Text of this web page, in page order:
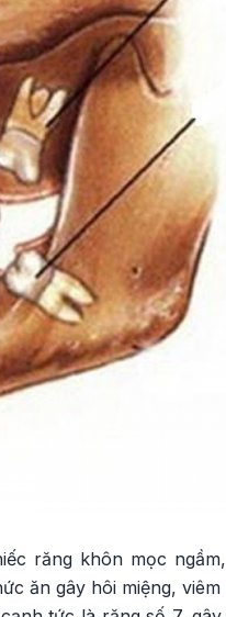
răng khôn mọc
ăn gây hôi miệng,